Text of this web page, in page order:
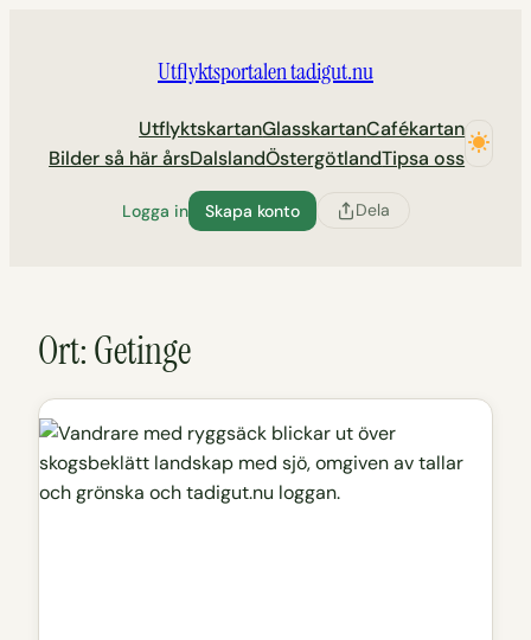
Utflyktsportalen tadigut.nu
UtflyktskartanGlasskartanCafékartan
Bilder så här årsDalslandÖstergötlandTipsa oss
Logga in Skapa konto Dela
Ort:Getinge